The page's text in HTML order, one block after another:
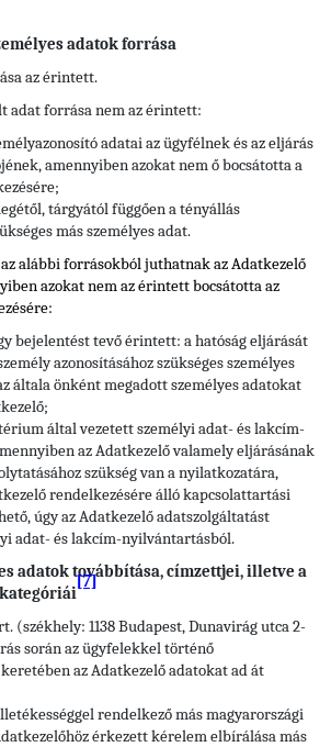
adatok forrása
az érintett.
adat forrása nem az érintett:
adatai az ügyfélnek és az eljárás
amennyiben azokat nem ő bocsátotta a
tárgyától függően a tényállás
más személyes adat.
alábbi forrásokból juthatnak az Adatkezelő
azokat nem az érintett bocsátotta az
bejelentést tevő érintett: a hatóság eljárását
azonosításához szükséges személyes
általa önként megadott személyes adatokat
által vezetett személyi adat- és lakcím-
az Adatkezelő valamely eljárásának
szükség van a nyilatkozatára,
rendelkezésére álló kapcsolattartási
úgy az Adatkezelő adatszolgáltatást
adat- és lakcím-nyilvántartásból.
adatok továbbítása, címzettjei, illetve a
[7]
(székhely: 1138 Budapest, Dunavirág utca 2-
során az ügyfelekkel történő
az Adatkezelő adatokat ad át
rendelkező más magyarországi
érkezett kérelem elbírálása más